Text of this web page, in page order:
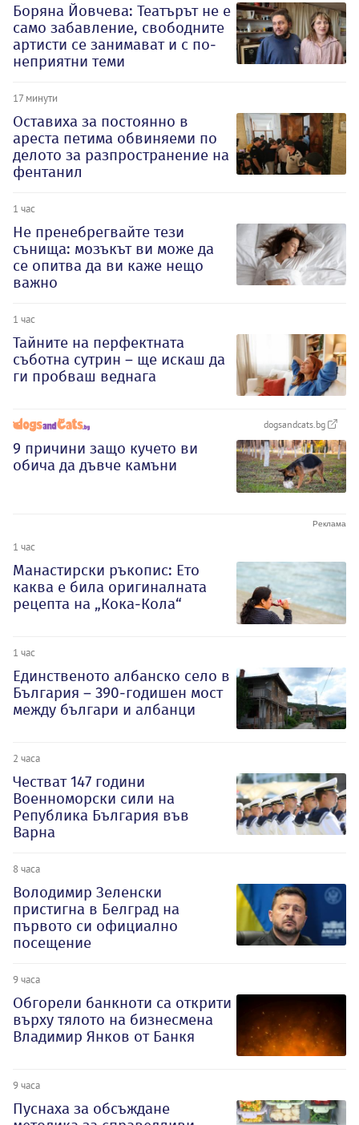
Боряна Йовчева: Театърът не е
само забавление, свободните
артисти се занимават и с по-
неприятни теми
17 минути
Оставиха за постоянно в
ареста петима обвиняеми по
делото за разпространение на
фентанил
1 час
Не пренебрегвайте тези
сънища: мозъкът ви може да
се опитва да ви каже нещо
важно
1 час
Тайните на перфектната
съботна сутрин – ще искаш да
ги пробваш веднага
dogsandcats.bg
9 причини защо кучето ви
обича да дъвче камъни
1 час
Манастирски ръкопис: Ето
каква е била оригиналната
рецепта на „Кока-Кола“
1 час
Единственото албанско село в
България – 390-годишен мост
между българи и албанци
2 часа
Честват 147 години
Военноморски сили на
Република България във
Варна
8 часа
Володимир Зеленски
пристигна в Белград на
първото си официално
посещение
9 часа
Обгорели банкноти са открити
върху тялото на бизнесмена
Владимир Янков от Банкя
9 часа
Пуснаха за обсъждане